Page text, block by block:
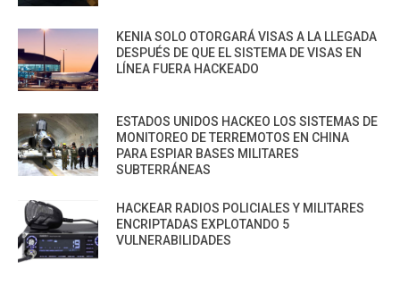
KENIA SOLO OTORGARÁ VISAS A LA LLEGADA
DESPUÉS DE QUE EL SISTEMA DE VISAS EN
LÍNEA FUERA HACKEADO
ESTADOS UNIDOS HACKEO LOS SISTEMAS DE
MONITOREO DE TERREMOTOS EN CHINA
PARA ESPIAR BASES MILITARES
SUBTERRÁNEAS
HACKEAR RADIOS POLICIALES Y MILITARES
ENCRIPTADAS EXPLOTANDO 5
VULNERABILIDADES